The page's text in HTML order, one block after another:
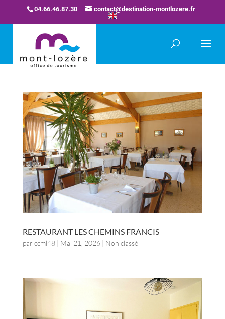
04.66.46.87.30 contact@destination-montlozere.fr
RESTAURANT LES CHEMINS FRANCIS
par ccml48| Mai 21, 2026| Non classé